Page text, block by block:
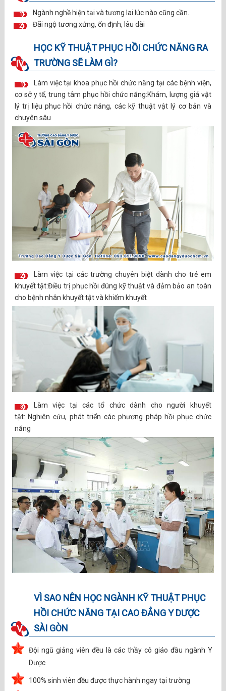
1 Ngành nghề hiện tại và tương lai lúc nào cũng cần.
2 Đãi ngộ tương xứng, ổn định, lâu dài
IV.
HỌC KỸ THUẬT PHỤC HỒI CHỨC NĂNG RA
TRƯỜNG SẼ LÀM GÌ?
1
Làm việc tại khoa phục hồi chức năng tại các bệnh viện,
cơ sở y tế, trung tâm phục hồi chức năng:Khám, lượng giá vật
lý trị liệu phục hồi chức năng, các kỹ thuật vật lý cơ bản và
chuyên sâu
2
Làm việc tại các trường chuyên biệt dành cho trẻ em
khuyết tật:Điều trị phục hồi đúng kỹ thuật và đảm bảo an toàn
cho bệnh nhân khuyết tật và khiếm khuyết
3
Làm việc tại các tổ chức dành cho người khuyết
tật: Nghiên cứu, phát triển các phương pháp hồi phục chức
năng
V.
VÌ SAO NÊN HỌC NGÀNH KỸ THUẬT PHỤC
HỒI CHỨC NĂNG TẠI CAO ĐẲNG Y DƯỢC
SÀI GÒN
Đội ngũ giảng viên đều là các thầy cô giáo đầu ngành Y
Dược
100% sinh viên đều được thực hành ngay tại trường